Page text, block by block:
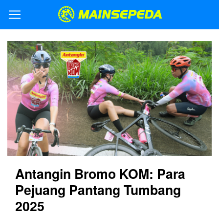
Antangin Bromo KOM: Para
Pejuang Pantang Tumbang
2025